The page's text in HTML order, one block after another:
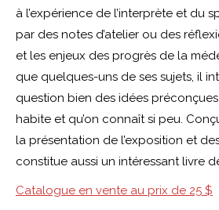
à l’expérience de l’interprète et du
par des notes d’atelier ou des
et les enjeux des progrès de la
que quelques-uns de ses sujets, il
question bien des idées
habite et qu’on connaît si peu.
la présentation de l’exposition et
constitue aussi un intéressant livre
Catalogue en vente au prix de 25 $